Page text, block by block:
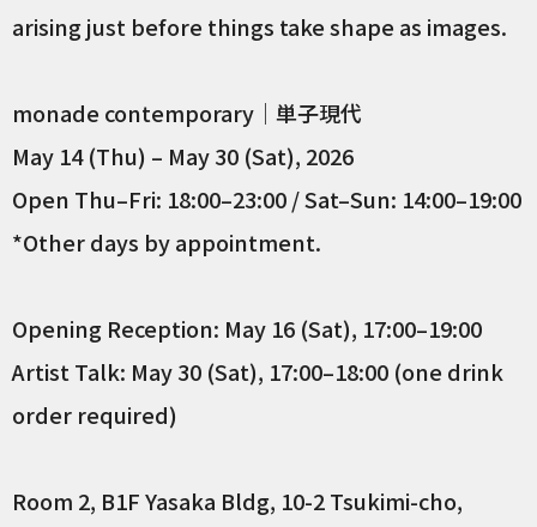
arising just before things take shape as images.
monade contemporary｜単子現代
May 14 (Thu) – May 30 (Sat), 2026
Open Thu–Fri: 18:00–23:00 / Sat–Sun: 14:00–19:00
*Other days by appointment.
Opening Reception: May 16 (Sat), 17:00–19:00
Artist Talk: May 30 (Sat), 17:00–18:00 (one drink
order required)
Room 2, B1F Yasaka Bldg, 10-2 Tsukimi-cho,